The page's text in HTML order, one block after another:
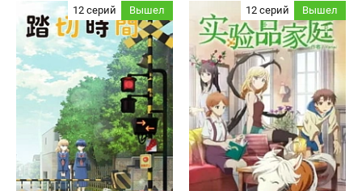
12 серий Вышел 12 серий Вышел